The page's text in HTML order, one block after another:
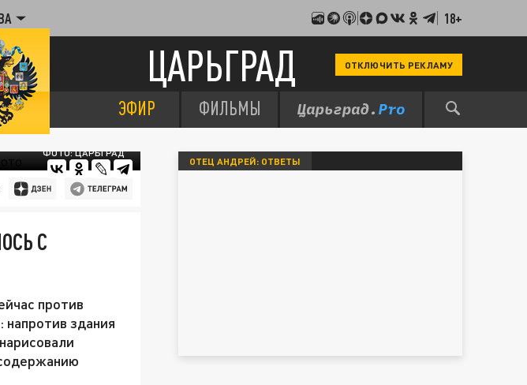
18+
ЦАРЬГРАД ОТКЛЮЧИТЬ РЕКЛАМУ
ЭФИР ФИЛЬМЫ
ФОТО: ЦАРЬГРАД
С
против
здания
ОТЕЦ АНДРЕЙ: ОТВЕТЫ